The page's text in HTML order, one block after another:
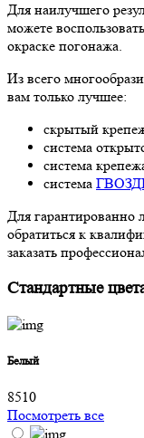
Для наилучшего
можете
окраске погонажа.
Из всего
вам только лучшее:
скрытый
система
система
система
Для гарантированно
обратиться к
заказать
Стандартные
Белый
8510
Посмотреть все